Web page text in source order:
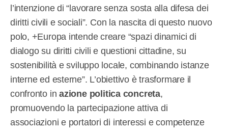
l’intenzione di “lavorare senza sosta alla difesa dei
diritti civili e sociali”. Con la nascita di questo nuovo
polo, +Europa intende creare “spazi dinamici di
dialogo su diritti civili e questioni cittadine, su
sostenibilità e sviluppo locale, combinando istanze
interne ed esterne”. L’obiettivo è trasformare il
confronto inazione politica concreta,
promuovendo la partecipazione attiva di
associazioni e portatori di interessi e competenze